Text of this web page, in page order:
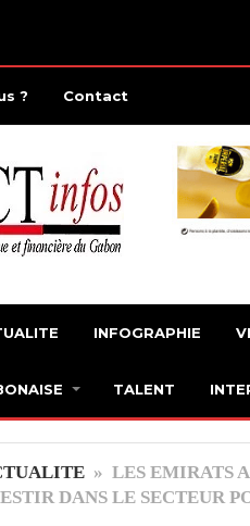
? Contact
INFOGRAPHIE
TALENT
» LES EMIRATS
DANS LE SECTEUR